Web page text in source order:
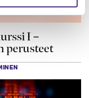
I –
perusteet